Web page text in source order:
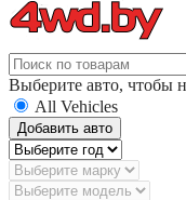
Выберите авто, чтобы
All Vehicles
Добавить авто